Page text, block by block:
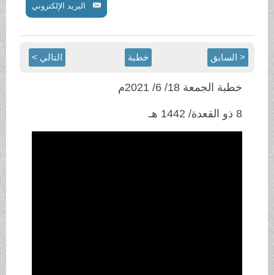
البريد الإلكتروني
< السابق خطبة التالي >
خطبة الجمعة 18/ 6/ 2021م